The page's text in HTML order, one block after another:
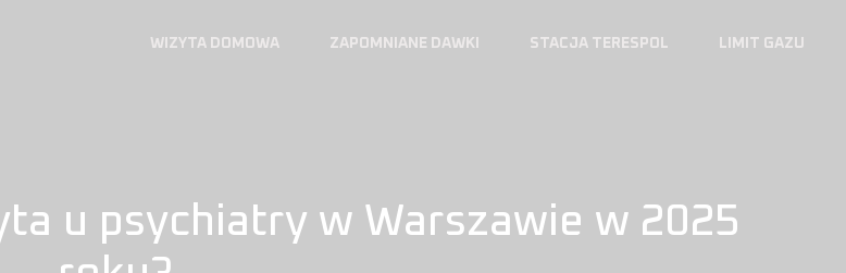
WIZYTA DOMOWA ZAPOMNIANE DAWKI STACJA TERESPOL LIMIT GAZU
u psychiatry w Warszawie w 2025